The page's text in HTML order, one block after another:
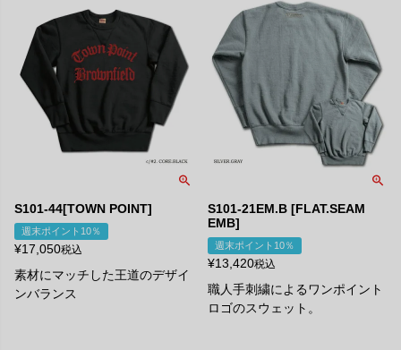
S101-44[TOWN POINT]
週末ポイント10％
¥17,050税込
素材にマッチした王道のデザイ
ンバランス
S101-21EM.B [FLAT.SEAM
EMB]
週末ポイント10％
¥13,420税込
職人手刺繍によるワンポイント
ロゴのスウェット。